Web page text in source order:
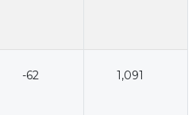
-62 1,091